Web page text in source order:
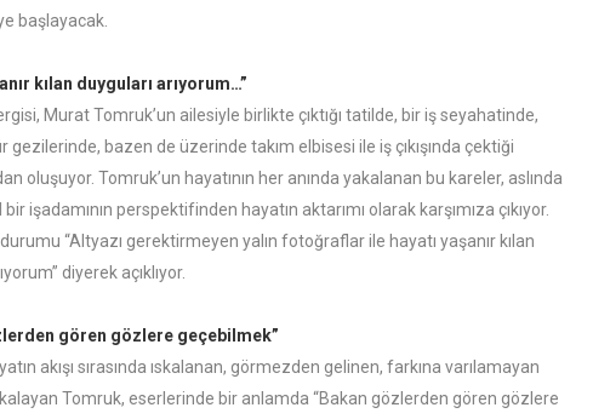
başlayacak.
kılan duyguları arıyorum…”
Murat Tomruk’un ailesiyle birlikte çıktığı tatilde, bir iş seyahatinde,
gezilerinde, bazen de üzerinde takım elbisesi ile iş çıkışında çektiği
oluşuyor. Tomruk’un hayatının her anında yakalanan bu kareler, aslında
işadamının perspektifinden hayatın aktarımı olarak karşımıza çıkıyor.
“Altyazı gerektirmeyen yalın fotoğraflar ile hayatı yaşanır kılan
diyerek açıklıyor.
gören gözlere geçebilmek”
akışı sırasında ıskalanan, görmezden gelinen, farkına varılamayan
Tomruk, eserlerinde bir anlamda “Bakan gözlerden gören gözlere